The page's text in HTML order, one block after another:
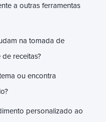
a outras ferramentas
na tomada de
receitas?
ou encontra
personalizado ao